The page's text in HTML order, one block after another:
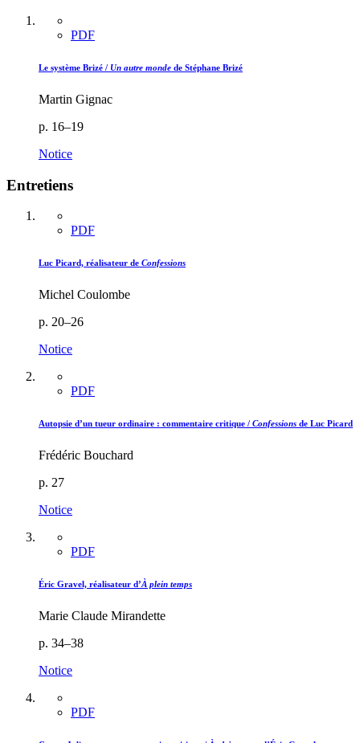
PDF
Le système Brizé / Un autre monde de Stéphane Brizé
Martin Gignac
p. 16–19
Notice
Entretiens
PDF
Luc Picard, réalisateur de Confessions
Michel Coulombe
p. 20–26
Notice
PDF
Autopsie d’un tueur ordinaire : commentaire critique / Confessions de Luc Picard
Frédéric Bouchard
p. 27
Notice
PDF
Éric Gravel, réalisateur d’À plein temps
Marie Claude Mirandette
p. 34–38
Notice
PDF